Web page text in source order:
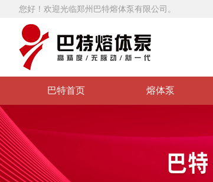
您好！欢迎光临郑州巴特熔体泵有限公司。
巴特首页 熔体泵